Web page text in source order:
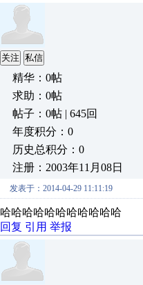
关注 私信
精华：0帖
求助：0帖
帖子：0帖 | 645回
年度积分：0
历史总积分：0
注册：2003年11月08日
发表于：2014-04-29 11:11:19
哈哈哈哈哈哈哈哈哈哈哈
回复 引用 举报